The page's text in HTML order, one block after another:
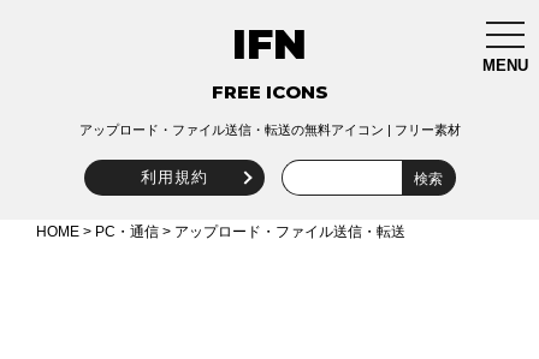
MENU
IFN
FREE ICONS
アップロード・ファイル送信・転送の無料アイコン | フリー素材
利用規約
HOME > PC・通信 > アップロード・ファイル送信・転送